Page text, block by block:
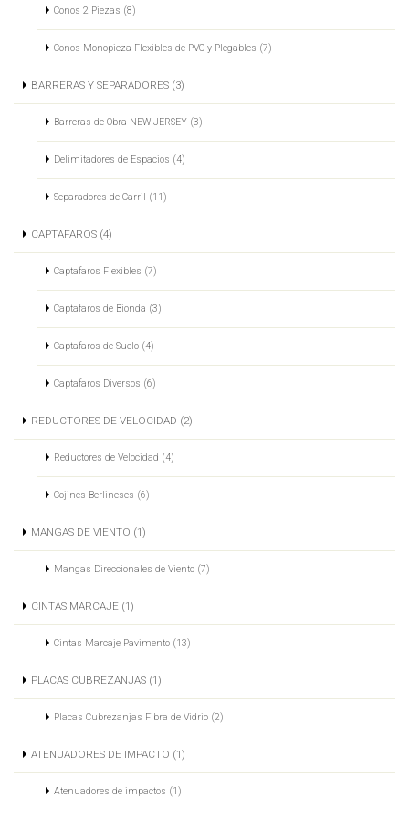
Conos 2 Piezas (8)
Conos Monopieza Flexibles de PVC y Plegables (7)
BARRERAS Y SEPARADORES (3)
Barreras de Obra NEW JERSEY (3)
Delimitadores de Espacios (4)
Separadores de Carril (11)
CAPTAFAROS (4)
Captafaros Flexibles (7)
Captafaros de Bionda (3)
Captafaros de Suelo (4)
Captafaros Diversos (6)
REDUCTORES DE VELOCIDAD (2)
Reductores de Velocidad (4)
Cojines Berlineses (6)
MANGAS DE VIENTO (1)
Mangas Direccionales de Viento (7)
CINTAS MARCAJE (1)
Cintas Marcaje Pavimento (13)
PLACAS CUBREZANJAS (1)
Placas Cubrezanjas Fibra de Vidrio (2)
ATENUADORES DE IMPACTO (1)
Atenuadores de impactos (1)